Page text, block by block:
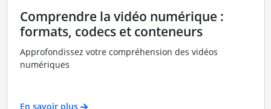
Comprendre la vidéo numérique :
formats, codecs et conteneurs
Approfondissez votre compréhension des vidéos
numériques
En savoir plus